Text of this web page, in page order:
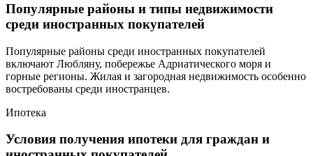
Популярные районы и типы недвижимости
среди иностранных покупателей
Популярные районы среди иностранных покупателей
включают Любляну, побережье Адриатического моря и
горные регионы. Жилая и загородная недвижимость особенно
востребованы среди иностранцев.
Ипотека
Условия получения ипотеки для граждан и